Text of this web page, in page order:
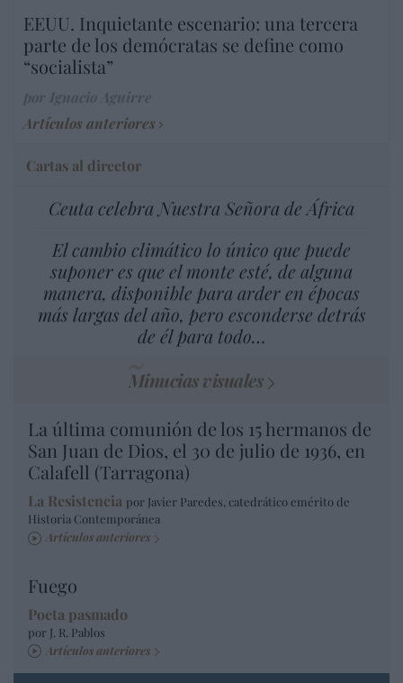
EEUU. Inquietante escenario: una tercera
parte de los demócratas se define como
“socialista”
Artículos anteriores
Cartas al director
Ceuta celebra Nuestra Señora de África
El cambio climático lo único que puede
suponer es que el monte esté, de alguna
manera, disponible para arder en épocas
más largas del año, pero esconderse detrás
de él para todo…
Minucias visuales
La última comunión de los 15 hermanos de
San Juan de Dios, el 30 de julio de 1936, en
Calafell (Tarragona)
La Resistencia por Javier Paredes, catedrático emérito de
Historia Contemporánea
Artículos anteriores
Fuego
Poeta pasmado
por J. R. Pablos
Artículos anteriores